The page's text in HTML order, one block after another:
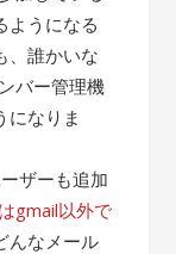
ようになる
、誰かいな
バー管理機
になりま
ザーも追加
gmail以外で
んなメール